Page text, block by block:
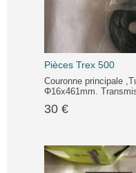
Pièces Trex 500
Couronne principale
Φ16x461mm.
30 €